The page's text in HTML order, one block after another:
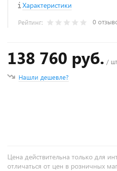
Характеристики
Рейтинг: 0
138 760 руб. /
Нашли дешевле?
Цена действительна только для
отличаться от цен в розничных